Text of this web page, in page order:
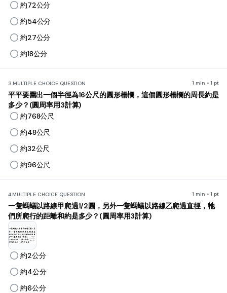
約72公分
約54公分
約27公分
約18公分
3.MULTIPLE CHOICE QUESTION 1 min • 1 pt
平平要圍出一個半徑為16公尺的圓形柵欄，這個圓形柵欄的周長約是
多少？(圓周率用3計算)
約768公尺
約48公尺
約32公尺
約96公尺
4.MULTIPLE CHOICE QUESTION 1 min • 1 pt
一隻螞蟻以路線甲爬過1/2圓，另外一隻螞蟻以路線乙爬過直徑，牠
們所爬行的距離和約是多少？(圓周率用3計算)
約2公分
約4公分
約6公分